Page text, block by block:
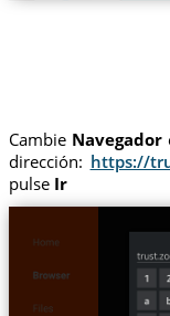
Cambie Navegador
dirección: https://
pulse Ir